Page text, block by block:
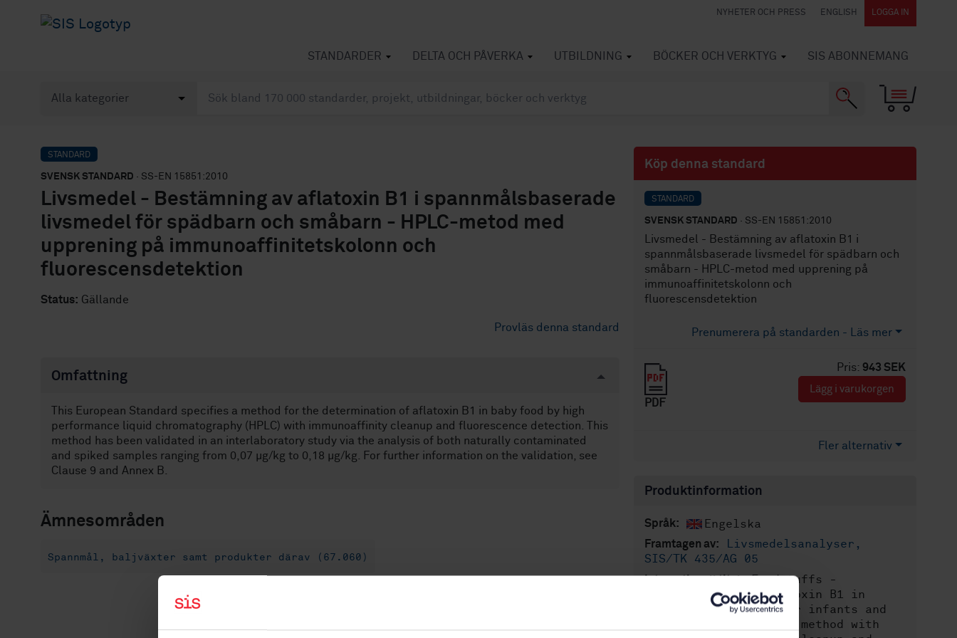
NYHETER OCH PRESS ENGLISH LOGGA IN
STANDARDER DELTA OCH PÅVERKA UTBILDNING BÖCKER OCH VERKTYG SIS ABONNEMANG
STANDARD
SVENSK STANDARD · SS-EN 15851:2010
Livsmedel - Bestämning av aflatoxin B1 i spannmålsbaserade
livsmedel för spädbarn och småbarn - HPLC-metod med
upprening på immunoaffinitetskolonn och
fluorescensdetektion
Status: Gällande
Provläs denna standard
Omfattning
This European Standard specifies a method for the determination of aflatoxin B1 in baby food by high
performance liquid chromatography (HPLC) with immunoaffinity cleanup and fluorescence detection. This
method has been validated in an interlaboratory study via the analysis of both naturally contaminated
and spiked samples ranging from 0,07 µg/kg to 0,18 µg/kg. For further information on the validation, see
Clause 9 and Annex B.
Ämnesområden
Spannmål, baljväxter samt produkter därav (67.060)
Köp denna standard
STANDARD
SVENSK STANDARD · SS-EN 15851:2010
Livsmedel - Bestämning av aflatoxin B1 i
spannmålsbaserade livsmedel för spädbarn och
småbarn - HPLC-metod med upprening på
immunoaffinitetskolonn och
fluorescensdetektion
Prenumerera på standarden - Läs mer
Pris: 943 SEK
PDF
Lägg i varukorgen
Fler alternativ
Produktinformation
Språk: Engelska
Framtagen av:
Livsmedelsanalyser,
SIS/TK 435/AG 05
Internationell titel:Foodstuffs -
Determination of aflatoxin B1 in
cereal based foods for infants and
young children - HPLC method with